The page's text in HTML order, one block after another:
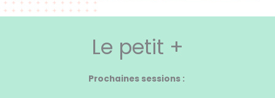
Le petit +
Prochaines sessions :